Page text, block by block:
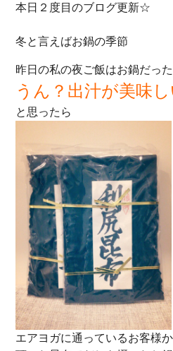
本日２度目のブログ更新☆
冬と言えばお鍋の季節
昨日の私の夜ご飯はお鍋だっ
うん？出汁が美味し
と思ったら
エアヨガに通っているお客様